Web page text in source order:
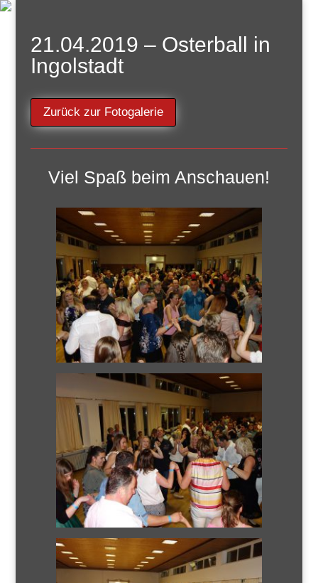
21.04.2019 – Osterball in
Ingolstadt
Zurück zur Fotogalerie
Viel Spaß beim Anschauen!